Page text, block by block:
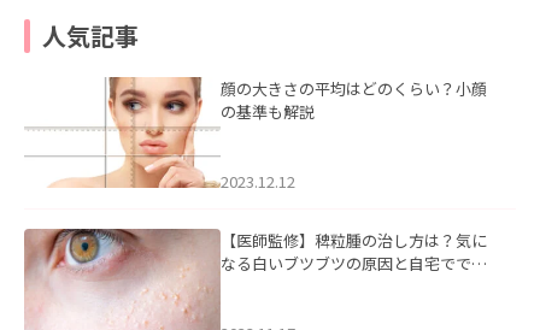
人気記事
顔の大きさの平均はどのくらい？小顔
の基準も解説
2023.12.12
【医師監修】稗粒腫の治し方は？気に
なる白いブツブツの原因と自宅ででき